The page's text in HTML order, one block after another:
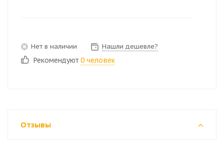
Нет в наличии Нашли дешевле?
Рекомендуют 0 человек
Отзывы